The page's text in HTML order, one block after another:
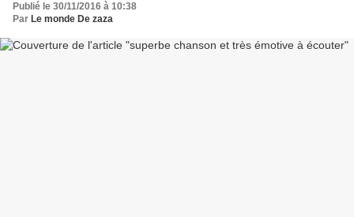
Publié le 30/11/2016 à 10:38
Par Le monde De zaza